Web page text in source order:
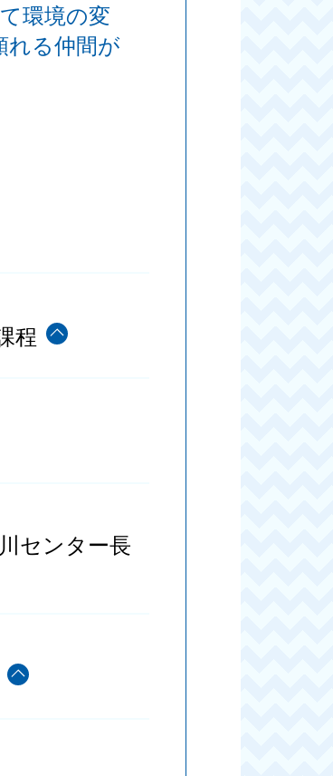
環境の変
れる仲間が
程
センター長